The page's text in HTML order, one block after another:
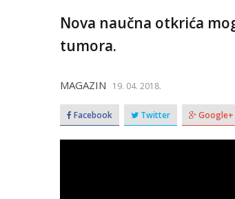
Nova naučna otkrića
tumora.
MAGAZIN 19. 04. 2018.
Facebook Twitter Google+